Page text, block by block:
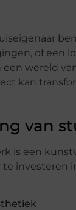
of een
wereld
kan
van
is een
te investeren